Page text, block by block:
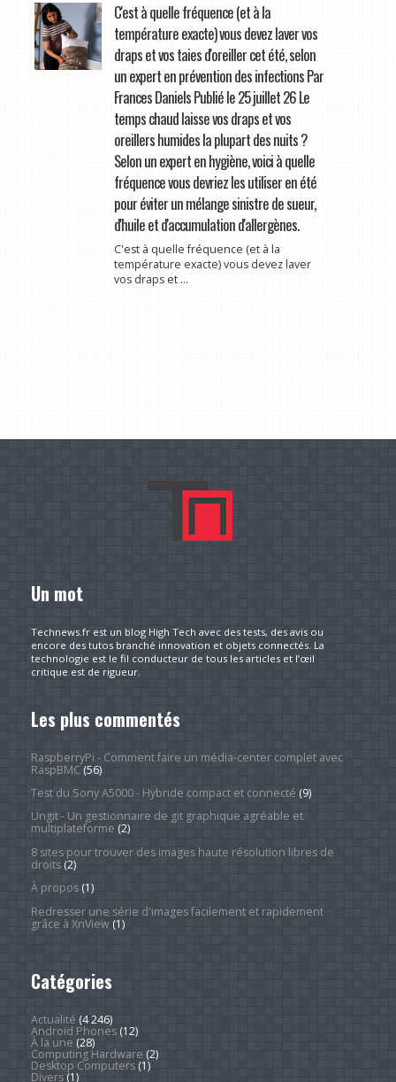
C'est à quelle fréquence (et à la
température exacte) vous devez laver vos
draps et vos taies d'oreiller cet été, selon
un expert en prévention des infections Par
Frances Daniels Publié le 25 juillet 26 Le
temps chaud laisse vos draps et vos
oreillers humides la plupart des nuits ?
Selon un expert en hygiène, voici à quelle
fréquence vous devriez les utiliser en été
pour éviter un mélange sinistre de sueur,
d'huile et d'accumulation d'allergènes.
C'est à quelle fréquence (et à la
température exacte) vous devez laver
vos draps et ...
Un mot
Technews.fr est un blog High Tech avec des tests, des avis ou
encore des tutos branché innovation et objets connectés. La
technologie est le fil conducteur de tous les articles et l’œil
critique est de rigueur.
Les plus commentés
RaspberryPi - Comment faire un média-center complet avec
RaspBMC(56)
Test du Sony A5000 - Hybride compact et connecté (9)
Ungit - Un gestionnaire de git graphique agréable et
multiplateforme (2)
8 sites pour trouver des images haute résolution libres de
droits(2)
À propos(1)
Redresser une série d'images facilement et rapidement
grâce à XnView(1)
Catégories
Actualité (4 246)
Android Phones(12)
À la une (28)
Computing Hardware (2)
Desktop Computers(1)
Divers(1)